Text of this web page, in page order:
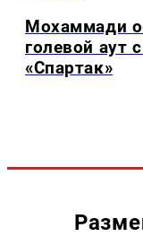
Мохаммади
голевой аут
«Спартак»